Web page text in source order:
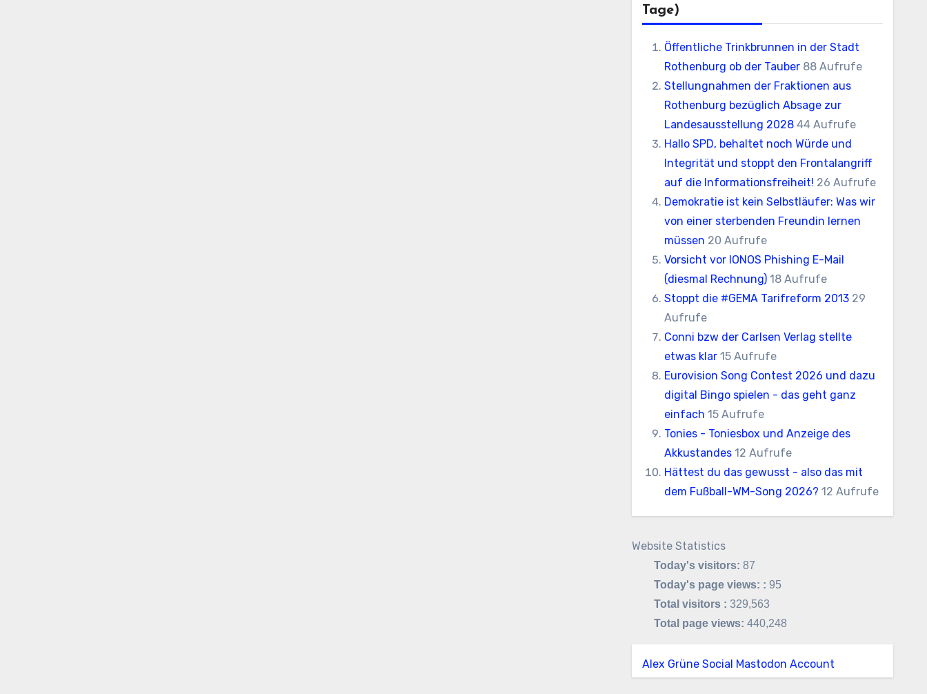
Tage)
Öffentliche Trinkbrunnen in der Stadt
Rothenburg ob der Tauber 88 Aufrufe
Stellungnahmen der Fraktionen aus
Rothenburg bezüglich Absage zur
Landesausstellung 2028 44 Aufrufe
Hallo SPD, behaltet noch Würde und
Integrität und stoppt den Frontalangriff
auf die Informationsfreiheit! 26 Aufrufe
Demokratie ist kein Selbstläufer: Was wir
von einer sterbenden Freundin lernen
müssen 20 Aufrufe
Vorsicht vor IONOS Phishing E-Mail
(diesmal Rechnung) 18 Aufrufe
Stoppt die #GEMA Tarifreform 2013 29
Aufrufe
Conni bzw der Carlsen Verlag stellte
etwas klar 15 Aufrufe
Eurovision Song Contest 2026 und dazu
digital Bingo spielen - das geht ganz
einfach 15 Aufrufe
Tonies - Toniesbox und Anzeige des
Akkustandes 12 Aufrufe
Hättest du das gewusst - also das mit
dem Fußball-WM-Song 2026? 12 Aufrufe
Website Statistics
Today's visitors: 87
Today's page views: : 95
Total visitors : 329,563
Total page views: 440,248
Alex Grüne Social Mastodon Account